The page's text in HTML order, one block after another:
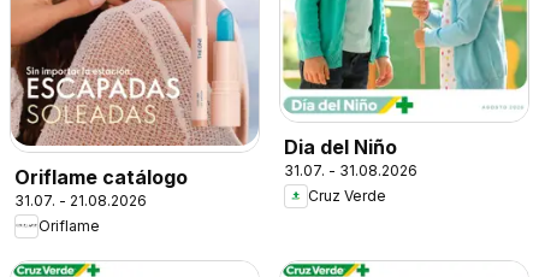
Oriflame catálogo
31.07. - 21.08.2026
Oriflame
Dia del Niño
31.07. - 31.08.2026
Cruz Verde